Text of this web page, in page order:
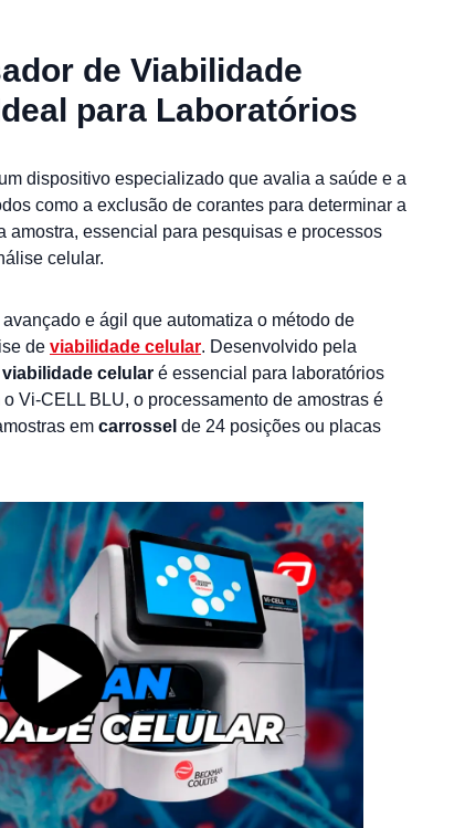
de Viabilidade
para Laboratórios
dispositivo especializado que avalia a saúde e a
como a exclusão de corantes para determinar a
amostra, essencial para pesquisas e processos
celular.
e ágil que automatiza o método de
de viabilidade celular. Desenvolvido pela
celular é essencial para laboratórios
Vi-CELL BLU, o processamento de amostras é
em carrossel de 24 posições ou placas